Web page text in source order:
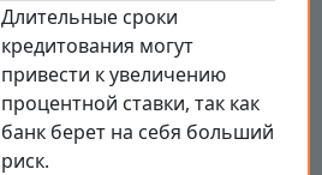
Длительные сроки
кредитования могут
привести к увеличению
процентной ставки, так как
банк берет на себя больший
риск.